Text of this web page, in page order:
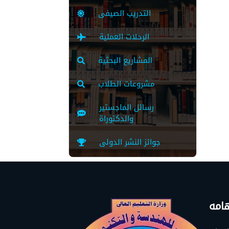
التدريب الصيفى
الرحلات العملية
المشاريع البحثية
مشروعات الطلاب
رسائل الماجستير
والدكتوراة
جوائز النشر الدولى